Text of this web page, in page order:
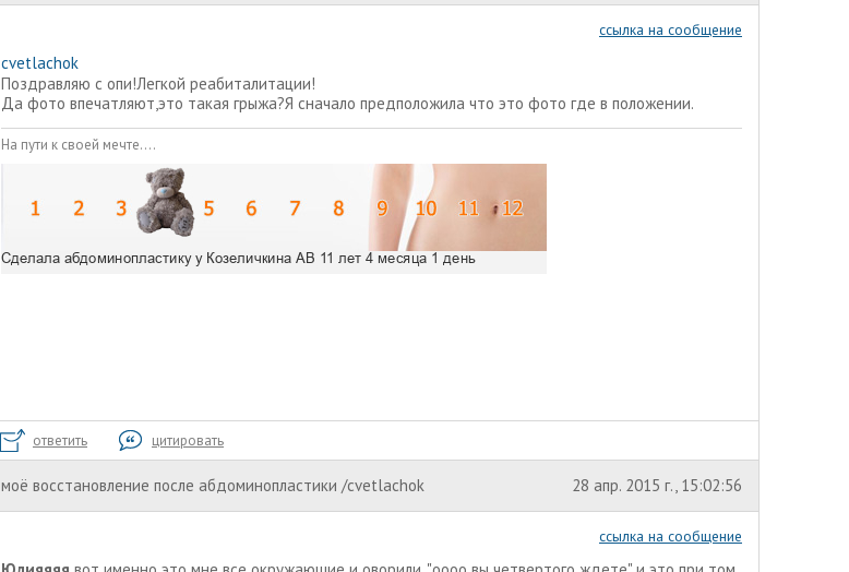
ссылка на сообщение
cvetlachok
Поздравляю с опи!Легкой реабиталитации!
Да фото впечатляют,это такая грыжа?Я сначало предположила что это фото где в положении.
На пути к своей мечте....
ответить цитировать
моё восстановление после абдоминопластики /cvetlachok 28 апр. 2015 г., 15:02:56
ссылка на сообщение